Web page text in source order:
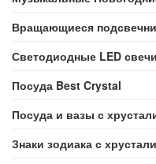
Вращающиеся
Светодиодные LED свечи
Посуда Best Crystal
Посуда и вазы с
Знаки зодиака с